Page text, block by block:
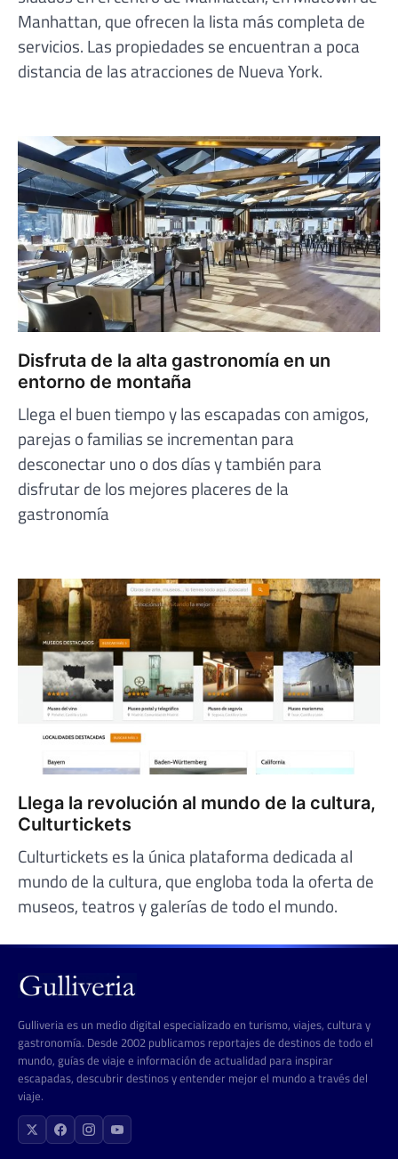
Manhattan, que ofrecen la lista más completa de
servicios. Las propiedades se encuentran a poca
distancia de las atracciones de Nueva York.
Disfruta de la alta gastronomía en un
entorno de montaña
Llega el buen tiempo y las escapadas con amigos,
parejas o familias se incrementan para
desconectar uno o dos días y también para
disfrutar de los mejores placeres de la
gastronomía
Llega la revolución al mundo de la cultura,
Culturtickets
Culturtickets es la única plataforma dedicada al
mundo de la cultura, que engloba toda la oferta de
museos, teatros y galerías de todo el mundo.
Gulliveria es un medio digital especializado en turismo, viajes, cultura y
gastronomía. Desde 2002 publicamos reportajes de destinos de todo el
mundo, guías de viaje e información de actualidad para inspirar
escapadas, descubrir destinos y entender mejor el mundo a través del
viaje.